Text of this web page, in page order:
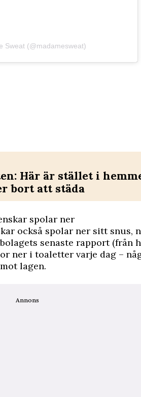
Sweat (@madamesweat)
Här är stället i
bort att städa
spolar ner
också spolar ner sitt snus,
senaste rapport (från
ner i toaletter varje dag –
lagen.
Annons